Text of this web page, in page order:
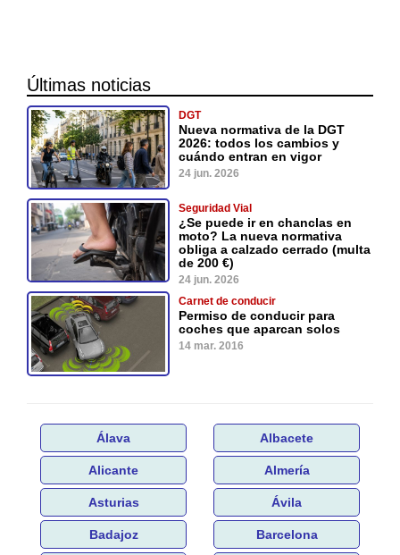
Últimas noticias
DGT
Nueva normativa de la DGT
2026: todos los cambios y
cuándo entran en vigor
24 jun. 2026
Seguridad Vial
¿Se puede ir en chanclas en
moto? La nueva normativa
obliga a calzado cerrado (multa
de 200 €)
24 jun. 2026
Carnet de conducir
Permiso de conducir para
coches que aparcan solos
14 mar. 2016
Álava Albacete
Alicante Almería
Asturias Ávila
Badajoz Barcelona